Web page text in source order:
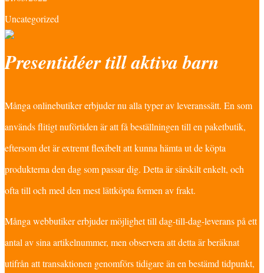
Uncategorized
Presentidéer till aktiva barn
Många onlinebutiker erbjuder nu alla typer av leveranssätt. En som
används flitigt nuförtiden är att få beställningen till en paketbutik,
eftersom det är extremt flexibelt att kunna hämta ut de köpta
produkterna den dag som passar dig. Detta är särskilt enkelt, och
ofta till och med den mest lättköpta formen av frakt.
Många webbutiker erbjuder möjlighet till dag-till-dag-leverans på ett
antal av sina artikelnummer, men observera att detta är beräknat
utifrån att transaktionen genomförs tidigare än en bestämd tidpunkt,